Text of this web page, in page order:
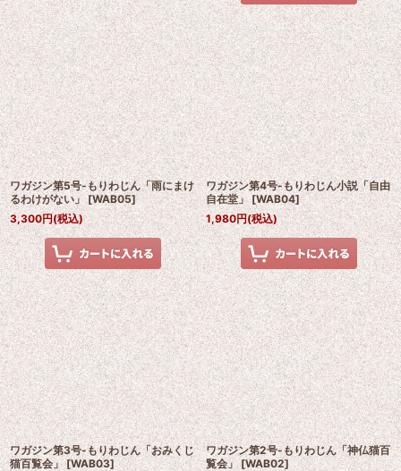
ワガジン第5号-もりわじん「雨にまけ
るわけがない」 [WAB05]
3,300円(税込)
ワガジン第4号-もりわじん小説「自由
自在堂」 [WAB04]
1,980円(税込)
ワガジン第3号-もりわじん「おみくじ
猫百覧会」 [WAB03]
ワガジン第2号-もりわじん「神仏猫百
覧会」 [WAB02]